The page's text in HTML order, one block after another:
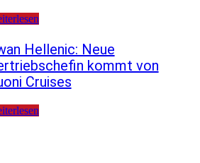
Hellenic: Neue
kommt von
Cruises